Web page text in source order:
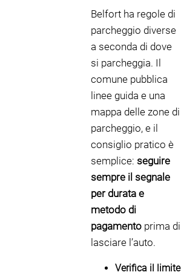
Belfort ha regole di
parcheggio diverse
a seconda di dove
si parcheggia. Il
comune pubblica
linee guida e una
mappa delle zone di
parcheggio, e il
consiglio pratico è
semplice: seguire
sempre il segnale
per durata e
metodo di
pagamento prima di
lasciare l’auto.
Verifica il limite